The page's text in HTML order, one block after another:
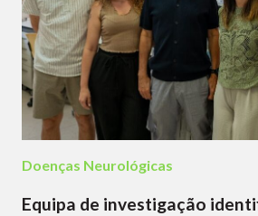
Doenças Neurológicas
Equipa de investigação